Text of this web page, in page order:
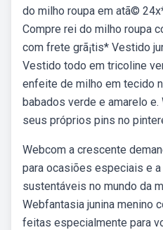
do milho roupa em atã©
Compre rei do milho roupa
com frete grã¡tis* Vestido
Vestido todo em tricoline
enfeite de milho em tecido
babados verde e amarelo
seus próprios pins no
Webcom a crescente
para ocasiões especiais e
sustentáveis no mundo da
Webfantasia junina menino
feitas especialmente para